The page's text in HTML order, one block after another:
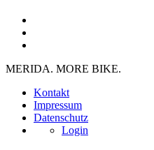
MERIDA. MORE BIKE.
Kontakt
Impressum
Datenschutz
Login